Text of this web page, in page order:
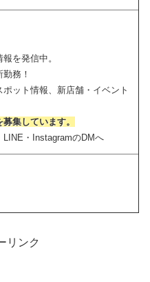
を発信中。
務！
ット情報、新店舗・イベント
集しています。
LINE・InstagramのDMへ
リンク